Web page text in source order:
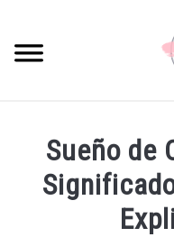
content
SPIRITUAL MEANINGS
DREAM MEANINGS
Sueño de